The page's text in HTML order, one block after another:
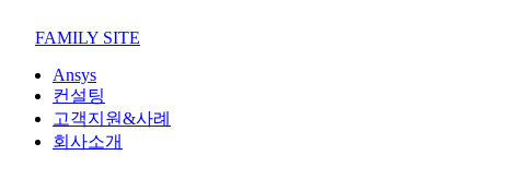
FAMILY SITE
Ansys
컨설팅
고객지원&사례
회사소개